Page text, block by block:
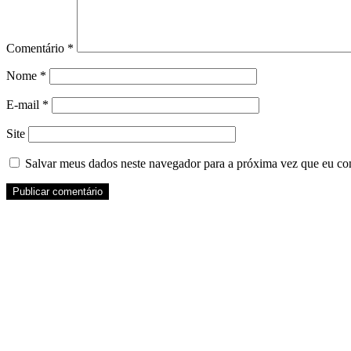
Comentário *
Nome *
E-mail *
Site
Salvar meus dados neste navegador para a próxima vez que eu